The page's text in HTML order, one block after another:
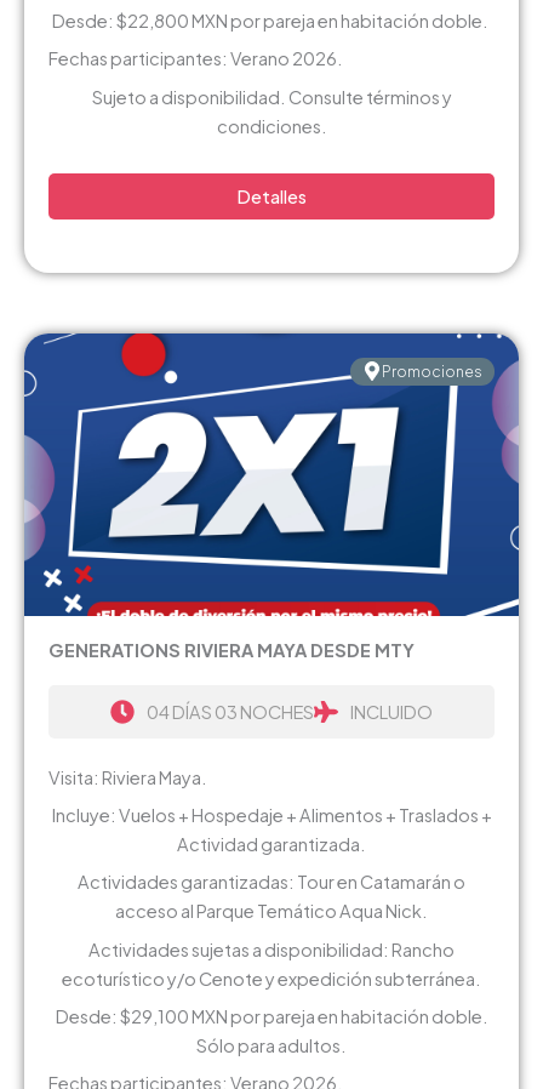
Desde: $22,800 MXN por pareja en habitación doble.
Fechas participantes: Verano 2026.
Sujeto a disponibilidad. Consulte términos y
condiciones.
Detalles
Promociones
GENERATIONS RIVIERA MAYA DESDE MTY
04 DÍAS 03 NOCHES INCLUIDO
Visita: Riviera Maya.
Incluye: Vuelos + Hospedaje + Alimentos + Traslados +
Actividad garantizada.
Actividades garantizadas: Tour en Catamarán o
acceso al Parque Temático Aqua Nick.
Actividades sujetas a disponibilidad: Rancho
ecoturístico y/o Cenote y expedición subterránea.
Desde: $29,100 MXN por pareja en habitación doble.
Sólo para adultos.
Fechas participantes: Verano 2026.